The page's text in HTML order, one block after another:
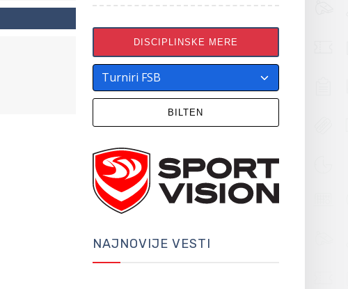
DISCIPLINSKE MERE
BILTEN
NAJNOVIJE VESTI